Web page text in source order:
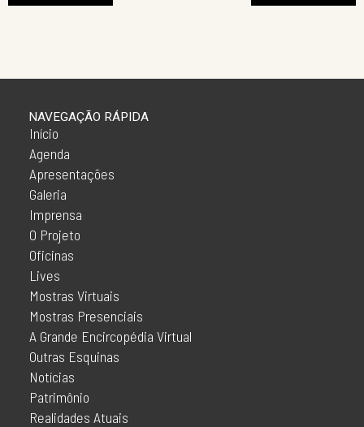
Início
Agenda
Apresentações
Galeria
Imprensa
O Projeto
Oficinas
Lives
Mostras Virtuais
Mostras Presenciais
A Grande Encircopédia Virtual
Outras Esquinas
Notícias
Patrimônio
Realidades Atuais
NAVEGAÇÃO RÁPIDA